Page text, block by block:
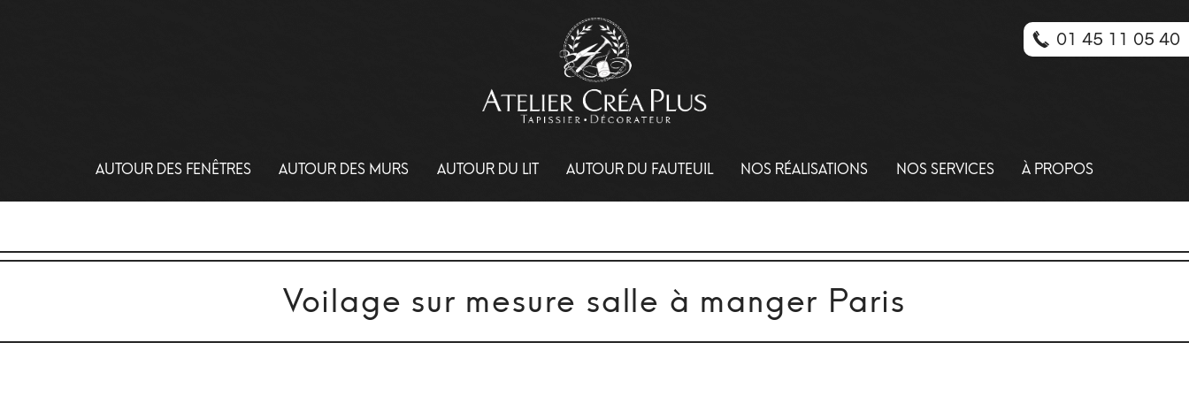
AUTOUR DES FENÊTRES AUTOUR DES MURS AUTOUR DU LIT AUTOUR DU FAUTEUIL NOS RÉALISATIONS NOS SERVICES À PROPOS
Voilage sur mesure salle à manger Paris
01 45 11 05 40